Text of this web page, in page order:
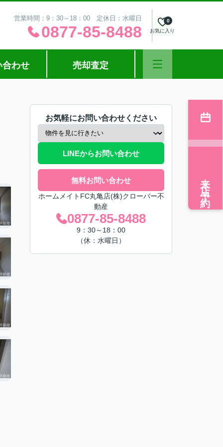
営業時間：9：30～18：00 定休日：水曜日
0877-85-8488 お気に入り
0
合わせ 売却査定
お気軽にお問い合わせください
LINEからお問い合わせ
無料お問い合わせ
ホームメイトFC丸亀店(株)クローバー不
動産
0877-85-8488
9：30～18：00
（休：水曜日）
来店予約